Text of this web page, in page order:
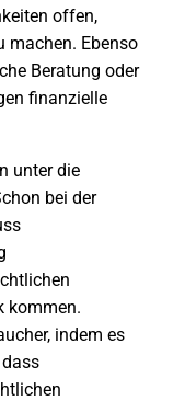
offen,
machen. Ebenso
Beratung oder
finanzielle
unter die
bei der
kommen.
indem es